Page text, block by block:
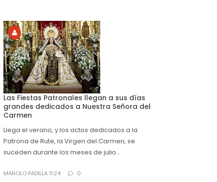
Las Fiestas Patronales llegan a sus días
grandes dedicados a Nuestra Señora del
Carmen
Llega el verano, y los actos dedicados a la
Patrona de Rute, la Virgen del Carmen, se
suceden durante los meses de julio...
MANOLO PADILLA 11:24 0